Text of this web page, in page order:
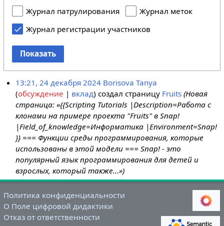
Журнал патрулирования
Журнал меток
Журнал регистрации участников
Показать
13:21, 24 декабря 2024 Borisova Tanya
обсуждение
вклад создал страницу Fruits (Новая
страница: «{{Scripting Tutorials |Description=Работа с
клонами на примере проекта "Fruits" в Snap!
|Field_of_knowledge=Информатика |Environment=Snap!
}} === Функции среды программирования, которые
использованы в этой модели === Snap! - это
популярный язык программирования для детей и
взрослых, который также...»)
Политика конфиденциальности
О Поле цифровой дидактики
Отказ от ответственности